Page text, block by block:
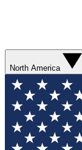
North America